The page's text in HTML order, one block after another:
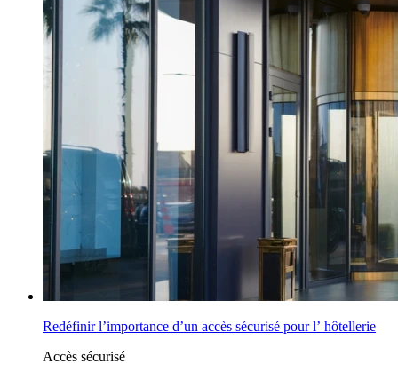
Redéfinir l’importance d’un accès sécurisé pour l’ hôtellerie
Accès sécurisé